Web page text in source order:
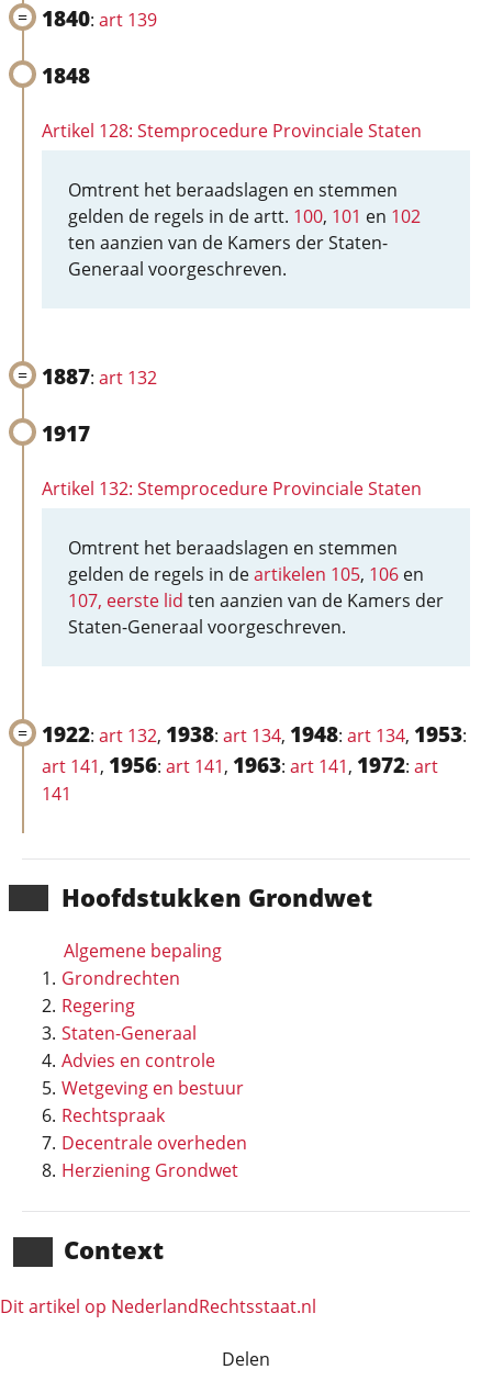
Hoofd­stukken Grondwet
Algemene bepaling
Grondrechten
Regering
Staten-Generaal
Advies en controle
Wetgeving en bestuur
Rechtspraak
Decentrale overheden
Herziening Grondwet
Context
Dit artikel op NederlandRechts­staat.nl
1840: art 139
1848
Artikel 128: Stemprocedure Provinciale Staten
Omtrent het beraadslagen en stemmen
gelden de regels in de artt. 100, 101 en 102
ten aanzien van de Kamers der Staten-
Generaal voorgeschreven.
1887: art 132
1917
Artikel 132: Stemprocedure Provinciale Staten
Omtrent het beraadslagen en stemmen
gelden de regels in deartikelen 105, 106 en
107, eerste lid ten aanzien van de Kamers der
Staten-Generaal voorgeschreven.
1922: art 132, 1938: art 134, 1948: art 134, 1953:
art 141, 1956: art 141, 1963: art 141, 1972: art
141
Delen